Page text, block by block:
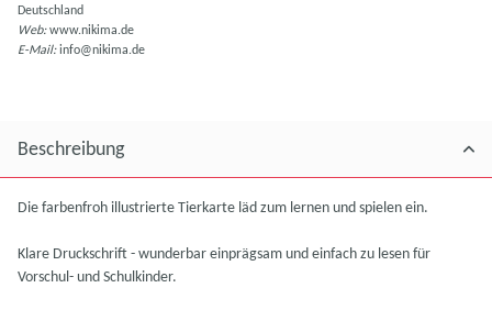
Deutschland
Web:www.nikima.de
E-Mail:info@nikima.de
Beschreibung
Die farbenfroh illustrierte Tierkarte läd zum lernen und spielen ein.
Klare Druckschrift - wunderbar einprägsam und einfach zu lesen für
Vorschul- und Schulkinder.